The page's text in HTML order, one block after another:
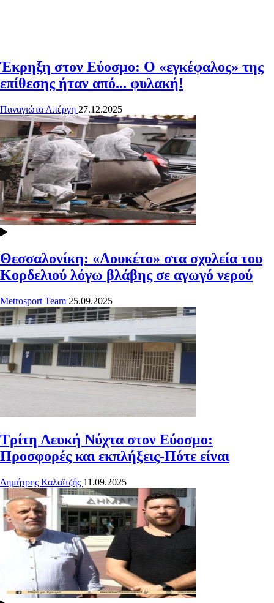
Έκρηξη στον Εύοσμο: Ο «εγκέφαλος» της
επίθεσης ήταν από... φυλακή!
Παναγιώτα Απέργη 27.12.2025
Θεσσαλονίκη: «Λουκέτο» στα σχολεία του
Κορδελιού λόγω βλάβης σε αγωγό νερού
Metrosport Team 25.09.2025
Τρίτη Λευκή Νύχτα στον Εύοσμο:
Προσφορές και εκπλήξεις-Πότε είναι
Δημήτρης Καλαϊτζής 11.09.2025